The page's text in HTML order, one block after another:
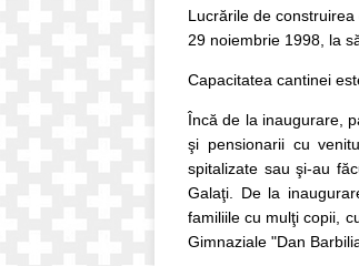
Lucrările de
29 noiembrie 1998, la
Capacitatea cantinei
Încă de la inaugurare,
şi pensionarii cu
spitalizate sau şi-au
Galaţi. De la
familiile cu mulţi copii,
Gimnaziale "Dan